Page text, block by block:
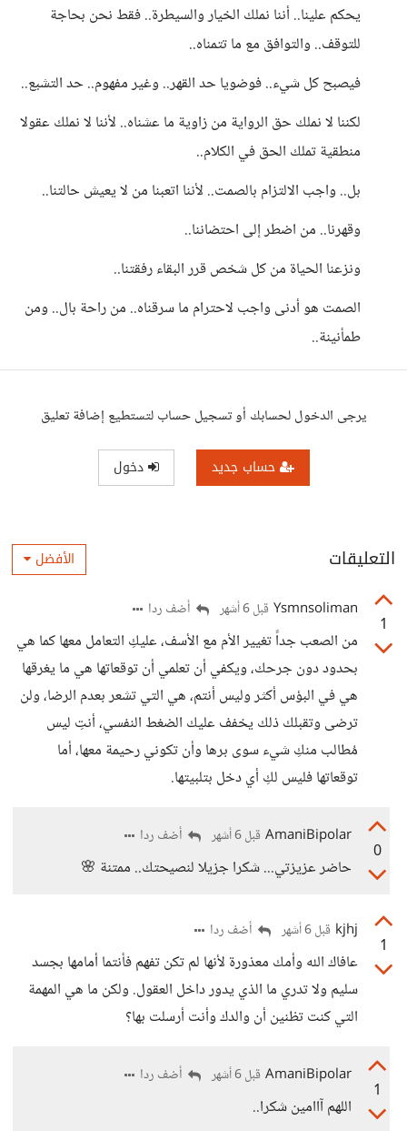
يحكم علينا.. أننا نملك الخيار والسيطرة.. فقط نحن بحاجة
للتوقف.. والتوافق مع ما تتمناه..
فيصبح كل شيء.. فوضويا حد القهر.. وغير مفهوم.. حد التشبع..
لكننا لا نملك حق الرواية من زاوية ما عشناه.. لأننا لا نملك عقولا
منطقية تملك الحق في الكلام..
بل.. واجب الالتزام بالصمت.. لأننا اتعبنا من لا يعيش حالتنا..
وقهرنا.. من اضطر إلى احتضاننا..
ونزعنا الحياة من كل شخص قرر البقاء رفقتنا..
الصمت هو أدنى واجب لاحترام ما سرقناه.. من راحة بال.. ومن
طمأنينة..
يرجى الدخول لحسابك أو تسجيل حساب لتستطيع إضافة تعليق
حساب جديد دخول
التعليقات الأفضل
1
Ysmnsoliman قبل 6 أشهر أضف ردا
من الصعب جداً تغيير الأم مع الأسف، عليكِ التعامل معها كما هي
بحدود دون جرحك، ويكفي أن تعلمي أن توقعاتها هي ما يغرقها
هي في البؤس أكثر وليس أنتم، هي التي تشعر بعدم الرضا، ولن
ترضى وتقبلك ذلك يخفف عليك الضغط النفسي، أنتِ ليس
مُطالب منكِ شيء سوى برها وأن تكوني رحيمة معها، أما
توقعاتها فليس لكِ أي دخل بتلبيتها.
0
AmaniBipolar قبل 6 أشهر أضف ردا
حاضر عزيزتي... شكرا جزيلا لنصيحتك.. ممتنة 🌸
1
kjhj قبل 6 أشهر أضف ردا
عافاك الله وأمك معذورة لأنها لم تكن تفهم فأنتما أمامها بجسد
سليم ولا تدري ما الذي يدور داخل العقول. ولكن ما هي المهمة
التي كنت تظنين أن والدك وأنت أرسلت بها؟
1
AmaniBipolar قبل 6 أشهر أضف ردا
اللهم آاامين شكرا..